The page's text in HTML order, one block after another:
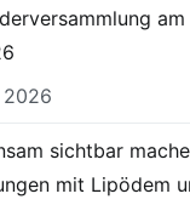
am
2026
sichtbar
mit Lipödem